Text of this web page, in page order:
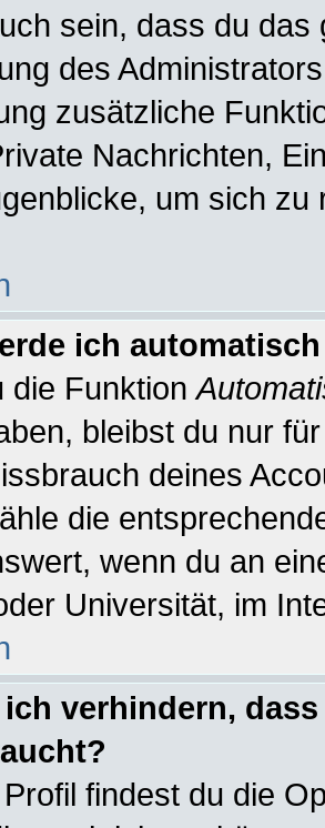
sein, dass du
des
zusätzliche
Nachrichten,
um sich
ich
die Funktion
bleibst du nur
deines
die
wenn du an
Universität, im
verhindern,
findest du die